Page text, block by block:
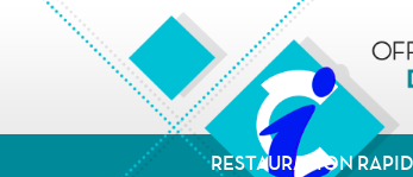
OT Clichy
ALLER AU CONTENU
RESTAURATION